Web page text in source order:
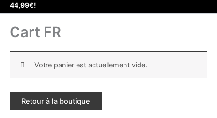
44,99€!
Cart FR
Votre panier est actuellement vide.
Retour à la boutique